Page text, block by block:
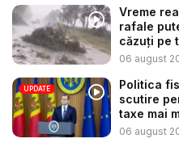
Vreme
rafale
căzuți pe
06 august
UPDATE
Politica
scutire
taxe mai
l...
06 august